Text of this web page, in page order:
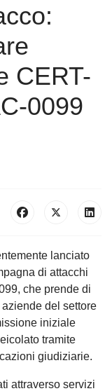
CERT-
0099
lanciato
di attacchi
che prende di
del settore
iniziale
tramite
giudiziarie.
attraverso servizi